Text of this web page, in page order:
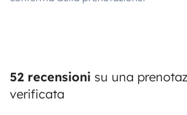
52 recensioni su una
verificata